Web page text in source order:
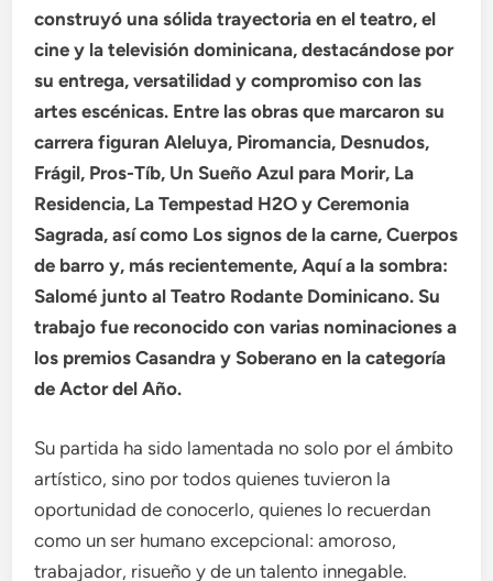
construyó una sólida trayectoria en el teatro, el
cine y la televisión dominicana, destacándose por
su entrega, versatilidad y compromiso con las
artes escénicas. Entre las obras que marcaron su
carrera figuran Aleluya, Piromancia, Desnudos,
Frágil, Pros-Tíb, Un Sueño Azul para Morir, La
Residencia, La Tempestad H2O y Ceremonia
Sagrada, así como Los signos de la carne, Cuerpos
de barro y, más recientemente, Aquí a la sombra:
Salomé junto al Teatro Rodante Dominicano. Su
trabajo fue reconocido con varias nominaciones a
los premios Casandra y Soberano en la categoría
de Actor del Año.
Su partida ha sido lamentada no solo por el ámbito
artístico, sino por todos quienes tuvieron la
oportunidad de conocerlo, quienes lo recuerdan
como un ser humano excepcional: amoroso,
trabajador, risueño y de un talento innegable.